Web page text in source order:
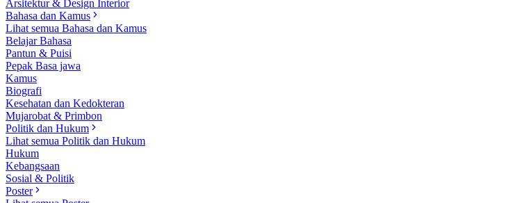
Arsitektur & Design Interior
Bahasa dan Kamus
Lihat semua Bahasa dan Kamus
Belajar Bahasa
Pantun & Puisi
Pepak Basa jawa
Kamus
Biografi
Kesehatan dan Kedokteran
Mujarobat & Primbon
Politik dan Hukum
Lihat semua Politik dan Hukum
Hukum
Kebangsaan
Sosial & Politik
Poster